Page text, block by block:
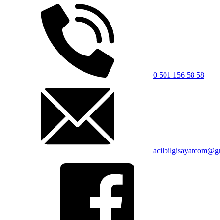
0 501 156 58 58